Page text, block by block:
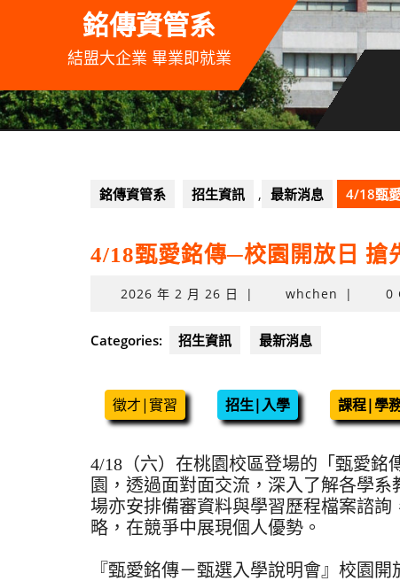
銘傳資管系
結盟大企業 畢業即就業
銘傳資管系 招生資訊 , 最新消息 4/18甄
4/18甄愛銘傳─校園開放日 搶
2026 年 2 月 26 日 2026
日
| whchen | 0
Categories: 招生資訊 最新消息
徵才|實習 招生|入學 課程|學
4/18（六）在桃園校區登場的「甄愛
園，透過面對面交流，深入了解各學
場亦安排備審資料與學習歷程檔案諮
略，在競爭中展現個人優勢。
『甄愛銘傳－甄選入學說明會』校園開